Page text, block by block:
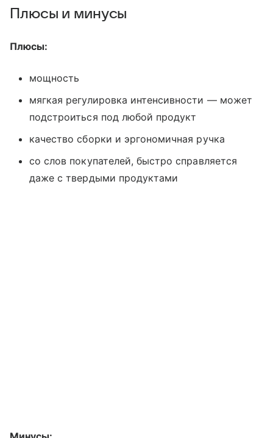
Плюсы и минусы
Плюсы:
мощность
мягкая регулировка интенсивности — может
подстроиться под любой продукт
качество сборки и эргономичная ручка
со слов покупателей, быстро справляется
даже с твердыми продуктами